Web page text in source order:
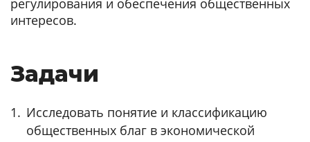
регулирования и обеспечения общественных
интересов.
Задачи
Исследовать понятие и классификацию
общественных благ в экономической